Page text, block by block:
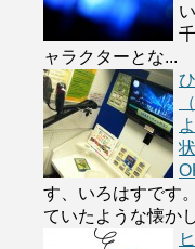
ャラクターとな...
す、いろはすです
ていたような懐か